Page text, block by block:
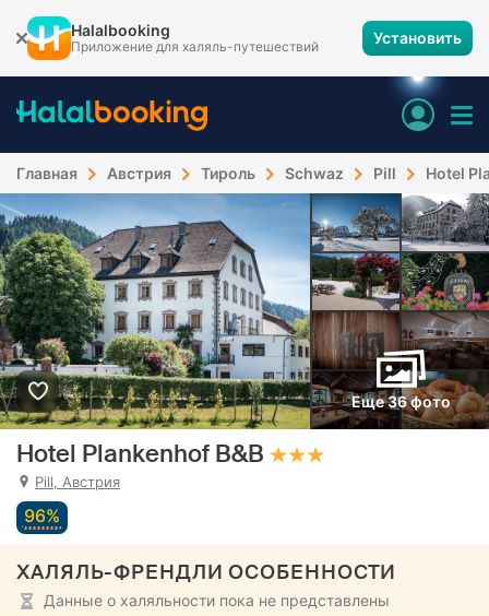
Halalbooking
Приложение для халяль-путешествий Установить
Главная Австрия Тироль Schwaz Pill Hotel
Еще 36 фото
Hotel Plankenhof B&B
Pill, Австрия
96%
ХАЛЯЛЬ-ФРЕНДЛИ ОСОБЕННОСТИ
Данные о халяльности пока не представлены